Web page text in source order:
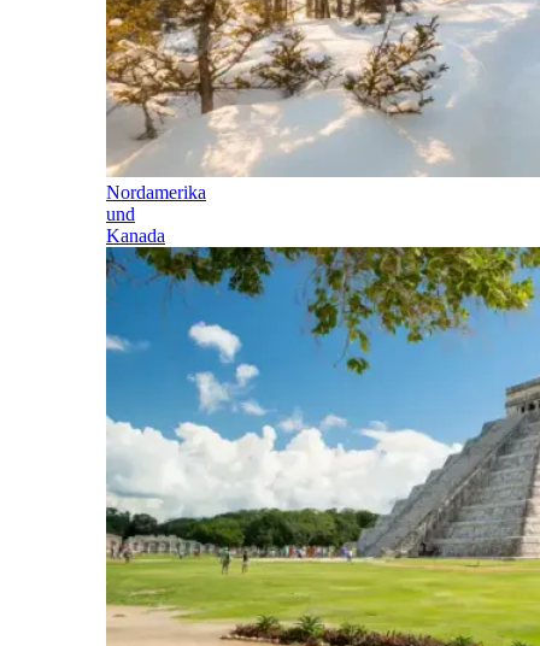
Nordamerika
und
Kanada